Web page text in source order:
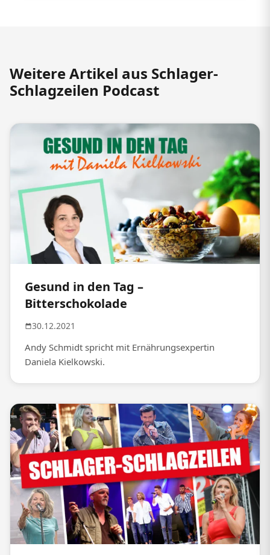
Weitere Artikel aus Schlager-
Schlagzeilen Podcast
Gesund in den Tag –
Bitterschokolade
30.12.2021
Andy Schmidt spricht mit Ernährungsexpertin
Daniela Kielkowski.